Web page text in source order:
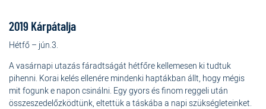
2019 Kárpátalja
Hétfő – jún.3.
A vasárnapi utazás fáradtságát hétfőre kellemesen ki tudtuk
pihenni. Korai kelés ellenére mindenki haptákban állt, hogy mégis
mit fogunk e napon csinálni. Egy gyors és finom reggeli után
összeszedelőzködtünk, eltettük a táskába a napi szükségleteinket.